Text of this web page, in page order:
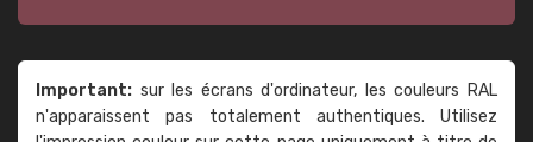
Important: sur les écrans d'ordinateur, les couleurs RAL
n'apparaissent pas totalement authentiques. Utilisez